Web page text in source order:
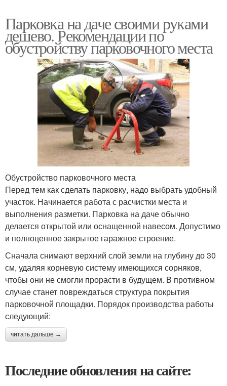
Парковка на даче своими руками
дешево. Рекомендации по
обустройству парковочного места
Обустройство парковочного места
Перед тем как сделать парковку, надо выбрать удобный
участок. Начинается работа с расчистки места и
выполнения разметки. Парковка на даче обычно
делается открытой или оснащенной навесом. Допустимо
и полноценное закрытое гаражное строение.
Сначала снимают верхний слой земли на глубину до 30
см, удаляя корневую систему имеющихся сорняков,
чтобы они не смогли прорасти в будущем. В противном
случае станет повреждаться структура покрытия
парковочной площадки. Порядок производства работы
следующий:
читать дальше →
Последние обновления на сайте: